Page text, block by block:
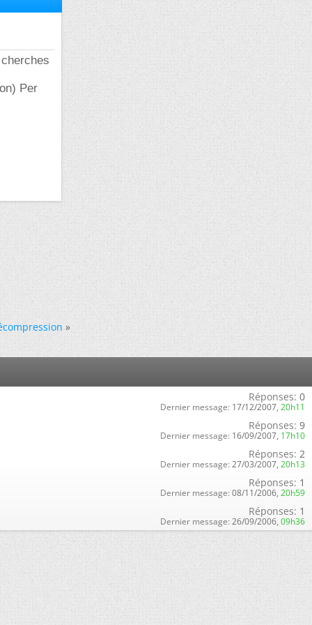
Per
»
Réponses: 0
Dernier message: 17/12/2007, 20h11
Réponses: 9
Dernier message: 16/09/2007, 17h10
Réponses: 2
Dernier message: 27/03/2007, 20h13
Réponses: 1
Dernier message: 08/11/2006, 20h59
Réponses: 1
Dernier message: 26/09/2006, 09h36